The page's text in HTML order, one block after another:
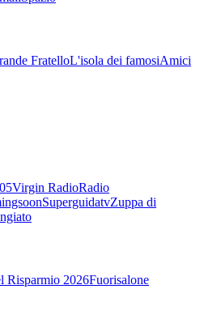
FratelloL'isola dei famosiAmici
Virgin RadioRadio
SuperguidatvZuppa di
Risparmio 2026Fuorisalone